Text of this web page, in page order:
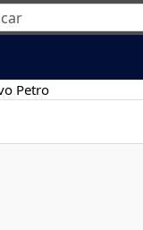
Petro